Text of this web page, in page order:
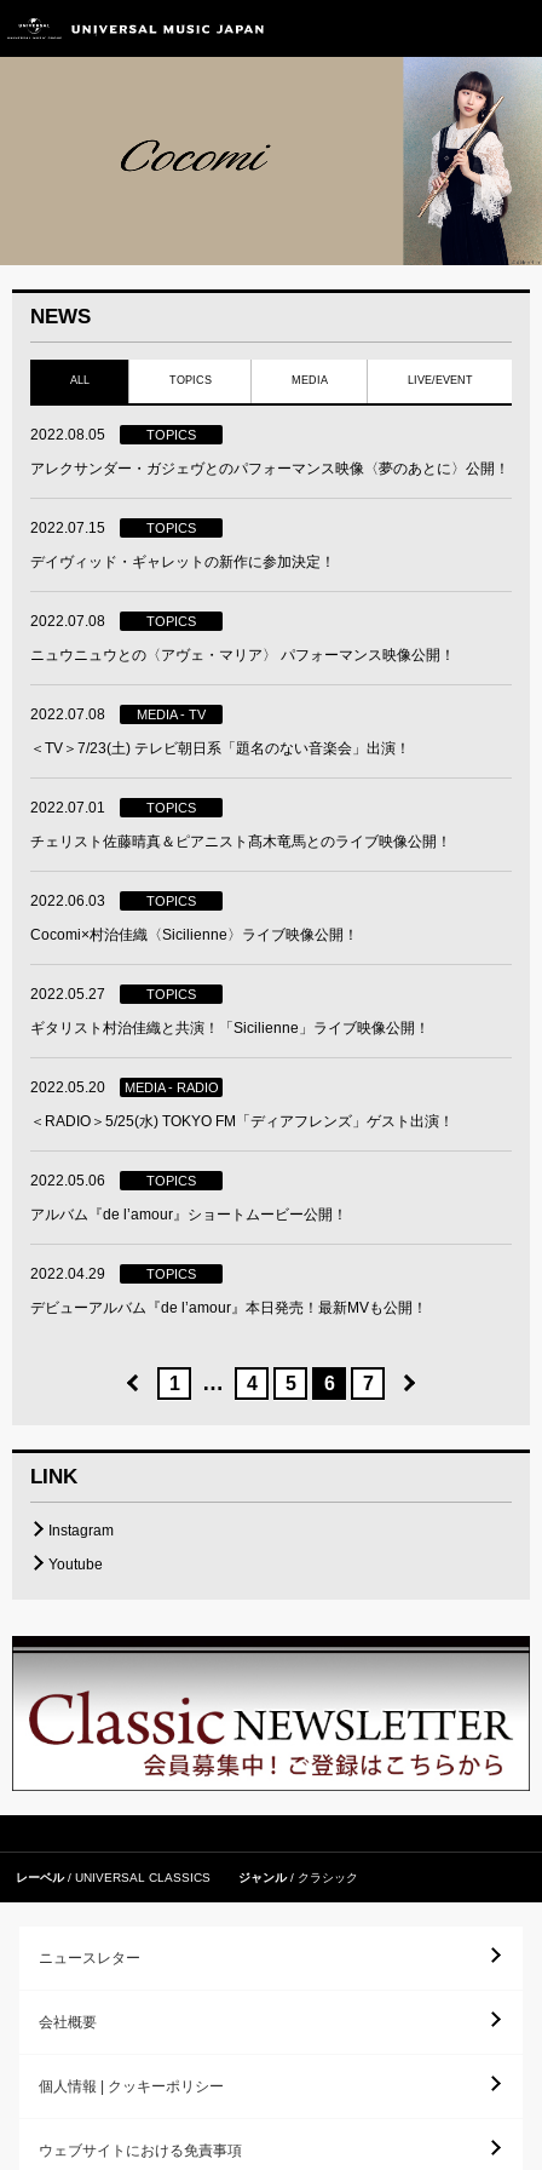
NEWS
ALL TOPICS MEDIA LIVE/EVENT
2022.08.05 TOPICS
アレクサンダー・ガジェヴとのパフォーマンス映像〈夢のあとに〉公開！
2022.07.15 TOPICS
デイヴィッド・ギャレットの新作に参加決定！
2022.07.08 TOPICS
ニュウニュウとの〈アヴェ・マリア〉 パフォーマンス映像公開！
2022.07.08 MEDIA - TV
＜TV＞7/23(土) テレビ朝日系「題名のない音楽会」出演！
2022.07.01 TOPICS
チェリスト佐藤晴真＆ピアニスト髙木竜馬とのライブ映像公開！
2022.06.03 TOPICS
Cocomi×村治佳織〈Sicilienne〉ライブ映像公開！
2022.05.27 TOPICS
ギタリスト村治佳織と共演！「Sicilienne」ライブ映像公開！
2022.05.20 MEDIA - RADIO
＜RADIO＞5/25(水) TOKYO FM「ディアフレンズ」ゲスト出演！
2022.05.06 TOPICS
アルバム『de l’amour』ショートムービー公開！
2022.04.29 TOPICS
デビューアルバム『de l’amour』本日発売！最新MVも公開！
1 … 4 5 6 7
LINK
Instagram
Youtube
レーベル UNIVERSAL CLASSICS ジャンル クラシック
ニュースレター
会社概要
個人情報 | クッキーポリシー
ウェブサイトにおける免責事項